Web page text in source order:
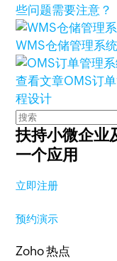
些问题需要注意？
WMS仓储管理系
查看文章OMS订
程设计
扶持小微企业
一个应用
立即注册
预约演示
Zoho 热点